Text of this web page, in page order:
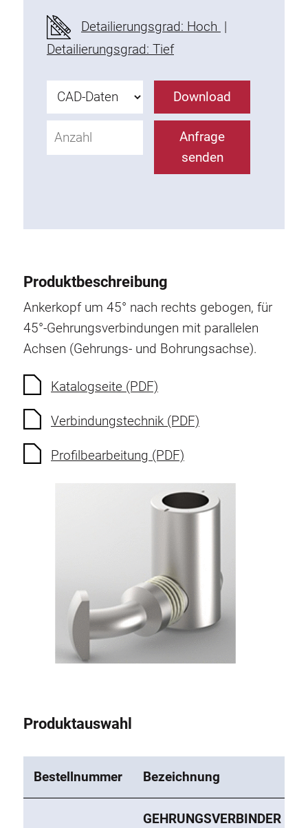
Befestigungselemente
Montagewinkel
Befestigungsleisten
Klemmblöcke
Befestigungswinkel
T-Schrauben
Gewindeteile
Doppelnutensteine
Hammermuttern
Verdrehsicherungen
Gewindeeinsätze
Rollenelemente
Kabelkanäle
Flächenelemente
Scharniere und Gelenke
Pneumatik Elemente
Rollbahnsystem
Detailierungsgrad: Hoch |
Detailierungsgrad: Tief
Download
Anfrage
senden
Produktbeschreibung
Ankerkopf um 45° nach rechts gebogen, für
45°-Gehrungsverbindungen mit parallelen
Achsen (Gehrungs- und Bohrungsachse).
Katalogseite (PDF)
Verbindungstechnik (PDF)
Profilbearbeitung (PDF)
Produktauswahl
Bestellnummer Bezeichnung
GEHRUNGSVERBINDER